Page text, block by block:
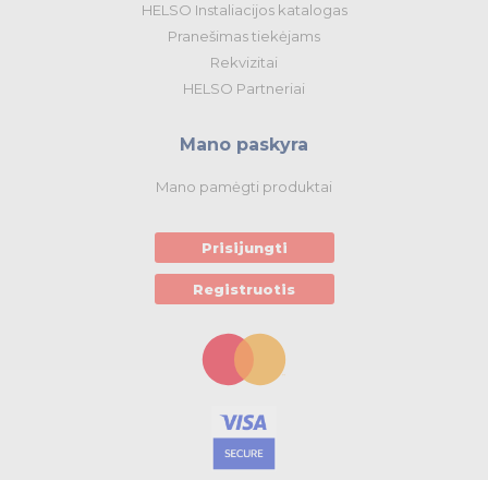
HELSO Instaliacijos katalogas
Pranešimas tiekėjams
Rekvizitai
HELSO Partneriai
Mano paskyra
Mano pamėgti produktai
Prisijungti
Registruotis